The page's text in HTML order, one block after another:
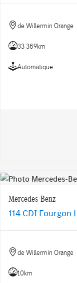
de Willermin Orange
33 369km
Automatique
Mercedes-Benz
114 CDI Fourgon
de Willermin Orange
10km